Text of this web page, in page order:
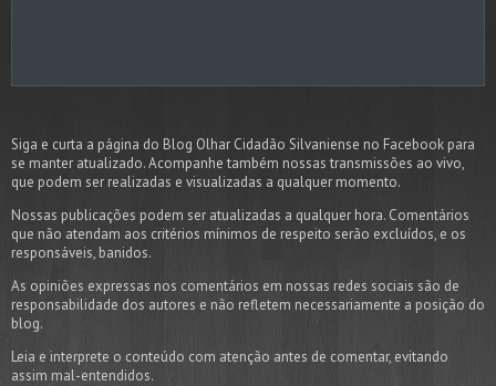
Siga e curta a página do Blog Olhar Cidadão Silvaniense no Facebook para
se manter atualizado. Acompanhe também nossas transmissões ao vivo,
que podem ser realizadas e visualizadas a qualquer momento.
Nossas publicações podem ser atualizadas a qualquer hora. Comentários
que não atendam aos critérios mínimos de respeito serão excluídos, e os
responsáveis, banidos.
As opiniões expressas nos comentários em nossas redes sociais são de
responsabilidade dos autores e não refletem necessariamente a posição do
blog.
Leia e interprete o conteúdo com atenção antes de comentar, evitando
assim mal-entendidos.